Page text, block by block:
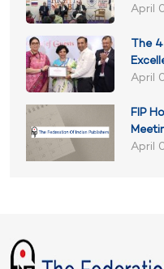
April
The
April
FIP
April